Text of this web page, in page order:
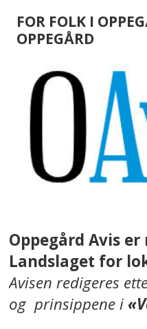
FOR FOLK I
OPPEGÅRD
Oppegård Avis er
Landslaget for
Avisen redigeres
og prinsippene i